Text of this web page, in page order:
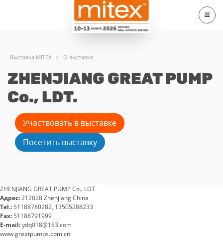
Выставка MITEX / О выставке
ZHENJIANG GREAT PUMP
Co., LDT.
Участвовать в выставке
Посетить выставку
ZHENJIANG GREAT PUMP Co., LDT.
Адрес:212028 Zhenjiang China
Tel.: 51188780282, 13505288233
Fax: 51188791999
E-mail:ydq018@163.com
www.greatpumps.com.cn